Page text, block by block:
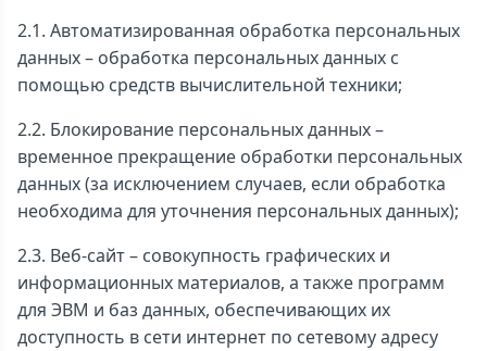
2.1. Автоматизированная обработка персональных
данных – обработка персональных данных с
помощью средств вычислительной техники;
2.2. Блокирование персональных данных –
временное прекращение обработки персональных
данных (за исключением случаев, если обработка
необходима для уточнения персональных данных);
2.3. Веб-сайт – совокупность графических и
информационных материалов, а также программ
для ЭВМ и баз данных, обеспечивающих их
доступность в сети интернет по сетевому адресу